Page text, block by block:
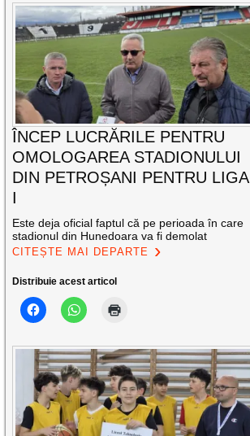
ÎNCEP LUCRĂRILE PENTRU
OMOLOGAREA STADIONULUI
DIN PETROȘANI PENTRU LIGA
I
Este deja oficial faptul că pe perioada în care
stadionul din Hunedoara va fi demolat
CITEȘTE MAI DEPARTE
Distribuie acest articol